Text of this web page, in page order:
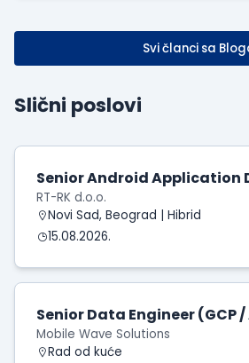
Svi članci sa
Slični poslovi
Senior Android Application
RT-RK d.o.o.
Novi Sad, Beograd | Hibrid
15.08.2026.
Senior Data Engineer (GCP
Mobile Wave Solutions
Rad od kuće